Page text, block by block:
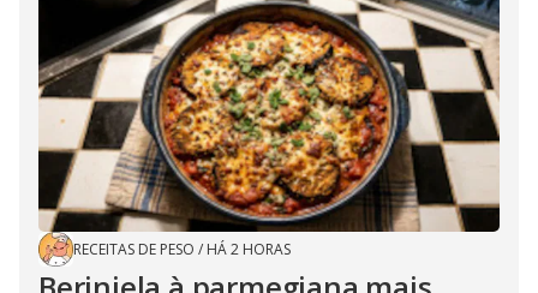
RECEITAS DE PESO / HÁ 2 HORAS